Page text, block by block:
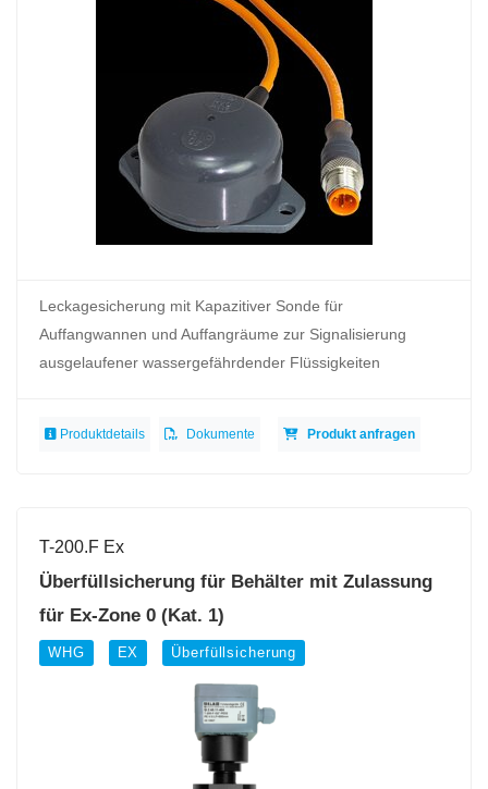
Leckagesicherung mit Kapazitiver Sonde für
Auffangwannen und Auffangräume zur Signalisierung
ausgelaufener wassergefährdender Flüssigkeiten
Produktdetails Dokumente Produkt anfragen
T-200.F Ex
Überfüllsicherung für Behälter mit Zulassung
für Ex-Zone 0 (Kat. 1)
WHG EX Überfüllsicherung